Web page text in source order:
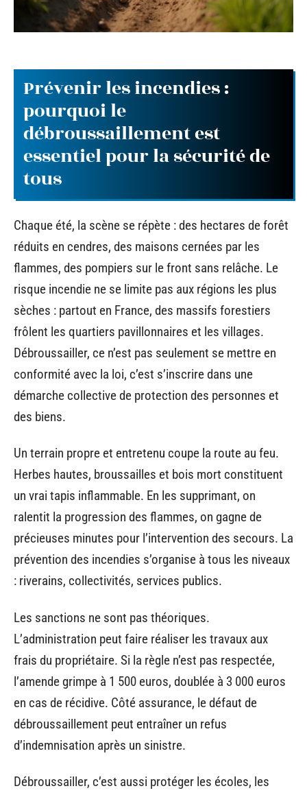
Prévenir les incendies :
pourquoi le
débroussaillement est
essentiel pour la sécurité de
tous
Chaque été, la scène se répète : des hectares de forêt
réduits en cendres, des maisons cernées par les
flammes, des pompiers sur le front sans relâche. Le
risque incendie ne se limite pas aux régions les plus
sèches : partout en France, des massifs forestiers
frôlent les quartiers pavillonnaires et les villages.
Débroussailler, ce n’est pas seulement se mettre en
conformité avec la loi, c’est s’inscrire dans une
démarche collective de protection des personnes et
des biens.
Un terrain propre et entretenu coupe la route au feu.
Herbes hautes, broussailles et bois mort constituent
un vrai tapis inflammable. En les supprimant, on
ralentit la progression des flammes, on gagne de
précieuses minutes pour l’intervention des secours. La
prévention des incendies s’organise à tous les niveaux
: riverains, collectivités, services publics.
Les sanctions ne sont pas théoriques.
L’administration peut faire réaliser les travaux aux
frais du propriétaire. Si la règle n’est pas respectée,
l’amende grimpe à 1 500 euros, doublée à 3 000 euros
en cas de récidive. Côté assurance, le défaut de
débroussaillement peut entraîner un refus
d’indemnisation après un sinistre.
Débroussailler, c’est aussi protéger les écoles, les